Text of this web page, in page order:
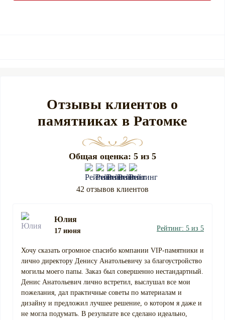
Отзывы клиентов о
памятниках в Ратомке
Общая оценка: 5 из 5
42 отзывов клиентов
Юлия
17 июня Рейтинг: 5 из 5
Хочу сказать огромное спасибо компании VIP-памятники и
лично директору Денису Анатольевичу за благоустройство
могилы моего папы. Заказ был совершенно нестандартный.
Денис Анатольевич лично встретил, выслушал все мои
пожелания, дал практичные советы по материалам и
дизайну и предложил лучшее решение, о котором я даже и
не могла подумать. В результате все сделано идеально,